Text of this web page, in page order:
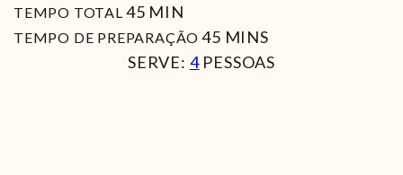
TEMPO TOTAL 45MIN
MIN
TEMPO DE PREPARAÇÃO 45MIN
MINS
SERVE: 4 PESSOAS